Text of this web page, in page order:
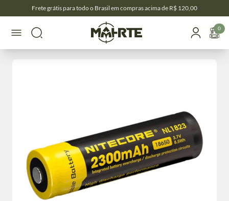
Frete grátis para todo o Brasil em compras acima de R$ 120,00
0